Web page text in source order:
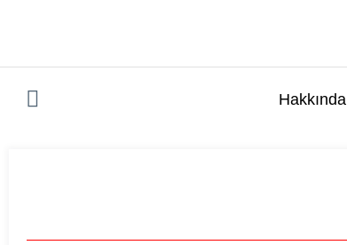
Hakkında